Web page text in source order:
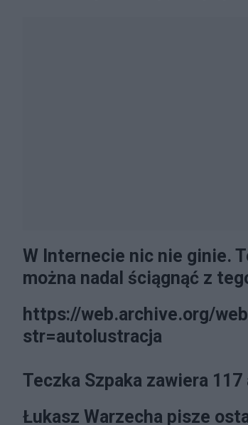
W Internecie nic nie ginie.
można nadal ściągnąć z
https://web.archive.org/
str=autolustracja
Teczka Szpaka zawiera 117
Łukasz Warzecha pisze